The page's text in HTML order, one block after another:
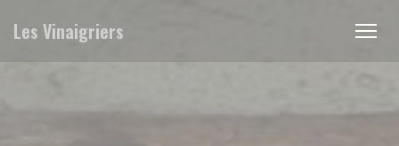
Les Vinaigriers